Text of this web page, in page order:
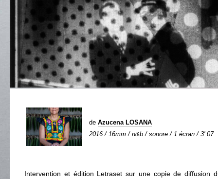
de Azucena LOSANA
2016 / 16mm / n&b / sonore / 1 écran / 3' 07
Intervention et édition Letraset sur une copie de diffusion